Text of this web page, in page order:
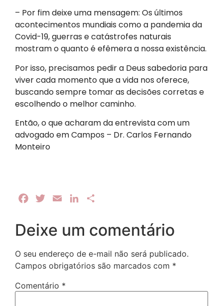
– Por fim deixe uma mensagem: Os últimos
acontecimentos mundiais como a pandemia da
Covid-19, guerras e catástrofes naturais
mostram o quanto é efêmera a nossa existência.
Por isso, precisamos pedir a Deus sabedoria para
viver cada momento que a vida nos oferece,
buscando sempre tomar as decisões corretas e
escolhendo o melhor caminho.
Então, o que acharam da entrevista com um
advogado em Campos – Dr. Carlos Fernando
Monteiro
FacebookTwitterEmail LinkedIn
Deixe um comentário
O seu endereço de e-mail não será publicado.
Campos obrigatórios são marcados com *
Comentário *